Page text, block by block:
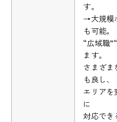
す。
→大規模
も可能。
“広域職
ます。
さまざま
も良し、
エリアを
に
対応でき